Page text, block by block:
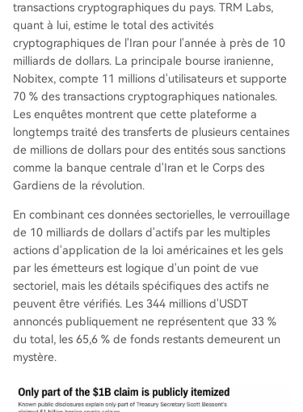
transactions cryptographiques du pays. TRM Labs,
quant à lui, estime le total des activités
cryptographiques de l'Iran pour l'année à près de 10
milliards de dollars. La principale bourse iranienne,
Nobitex, compte 11 millions d'utilisateurs et supporte
70 % des transactions cryptographiques nationales.
Les enquêtes montrent que cette plateforme a
longtemps traité des transferts de plusieurs centaines
de millions de dollars pour des entités sous sanctions
comme la banque centrale d'Iran et le Corps des
Gardiens de la révolution.
En combinant ces données sectorielles, le verrouillage
de 10 milliards de dollars d'actifs par les multiples
actions d'application de la loi américaines et les gels
par les émetteurs est logique d'un point de vue
sectoriel, mais les détails spécifiques des actifs ne
peuvent être vérifiés. Les 344 millions d'USDT
annoncés publiquement ne représentent que 33 %
du total, les 65,6 % de fonds restants demeurent un
mystère.